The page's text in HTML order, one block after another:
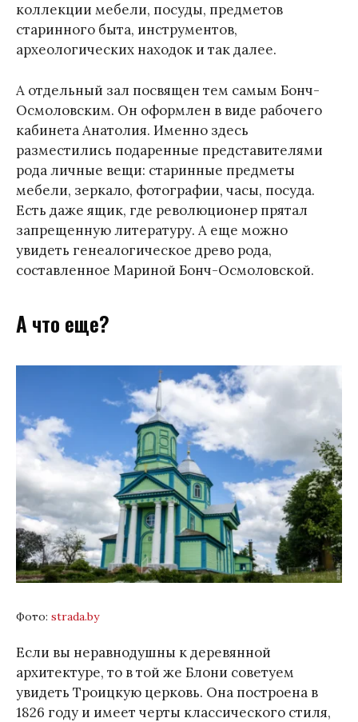
коллекции мебели, посуды, предметов
старинного быта, инструментов,
археологических находок и так далее.
А отдельный зал посвящен тем самым Бонч-
Осмоловским. Он оформлен в виде рабочего
кабинета Анатолия. Именно здесь
разместились подаренные представителями
рода личные вещи: старинные предметы
мебели, зеркало, фотографии, часы, посуда.
Есть даже ящик, где революционер прятал
запрещенную литературу. А еще можно
увидеть генеалогическое древо рода,
составленное Мариной Бонч-Осмоловской.
А что еще?
Фото: strada.by
Если вы неравнодушны к деревянной
архитектуре, то в той же Блони советуем
увидеть Троицкую церковь. Она построена в
1826 году и имеет черты классического стиля,